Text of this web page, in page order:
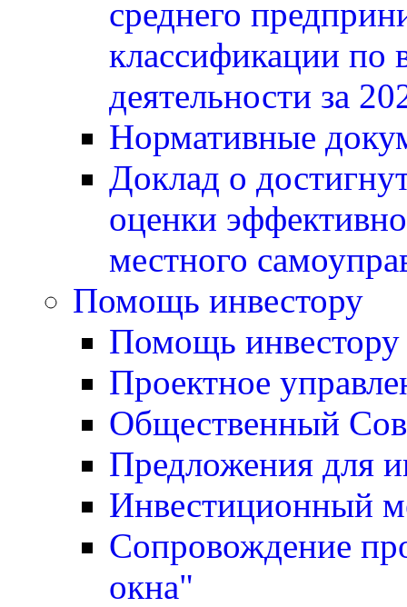
среднего
классификации по
деятельности за
Нормативные
Доклад о
оценки
местного
Помощь инвестору
Помощь инвестору
Проектное
Общественный
Предложения для
Инвестиционный
Сопровождение
окна"